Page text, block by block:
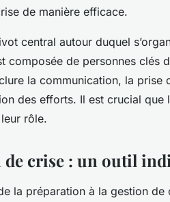
de manière efficace.
central autour duquel
composée de personnes clés
la communication, la prise
des efforts. Il est crucial que
rôle.
de crise : un outil
la préparation à la gestion de